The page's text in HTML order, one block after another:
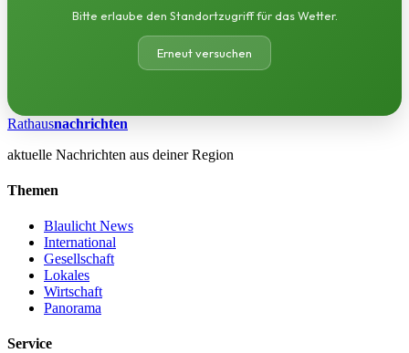
Bitte erlaube den Standortzugriff für das Wetter.
Erneut versuchen
Rathausnachrichten
aktuelle Nachrichten aus deiner Region
Themen
Blaulicht News
International
Gesellschaft
Lokales
Wirtschaft
Panorama
Service